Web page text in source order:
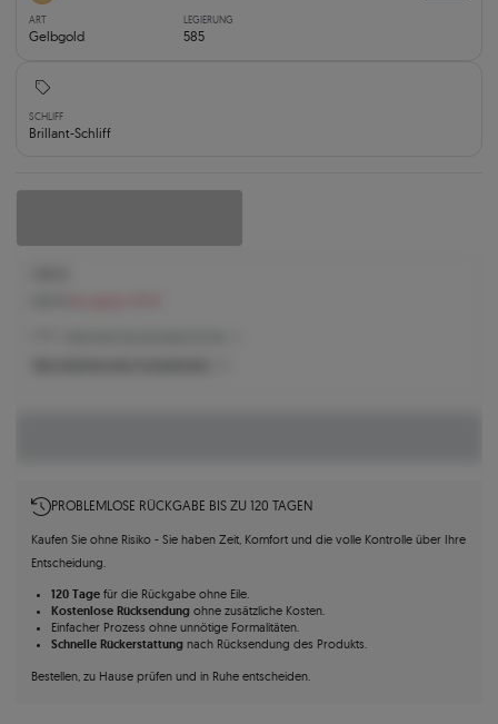
ART
Gelbgold
LEGIERUNG
585
SCHLIFF
Brillant-Schliff
PROBLEMLOSE RÜCKGABE BIS ZU 120 TAGEN
Kaufen Sie ohne Risiko - Sie haben Zeit, Komfort und die volle Kontrolle über Ihre
Entscheidung.
120 Tagefür die Rückgabe ohne Eile.
Kostenlose Rücksendungohne zusätzliche Kosten.
Einfacher Prozess ohne unnötige Formalitäten.
Schnelle Rückerstattungnach Rücksendung des Produkts.
Bestellen, zu Hause prüfen und in Ruhe entscheiden.